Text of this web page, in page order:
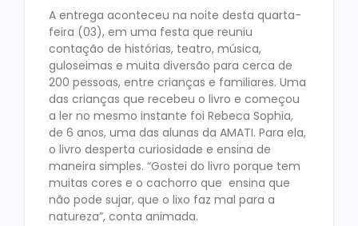
A entrega aconteceu na noite desta quarta-
feira (03), em uma festa que reuniu
contação de histórias, teatro, música,
guloseimas e muita diversão para cerca de
200 pessoas, entre crianças e familiares. Uma
das crianças que recebeu o livro e começou
a ler no mesmo instante foi Rebeca Sophia,
de 6 anos, uma das alunas da AMATI. Para ela,
o livro desperta curiosidade e ensina de
maneira simples. “Gostei do livro porque tem
muitas cores e o cachorro que ensina que
não pode sujar, que o lixo faz mal para a
natureza”, conta animada.